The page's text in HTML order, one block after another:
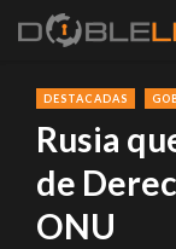
DESTACADAS
Rusia
de
ONU